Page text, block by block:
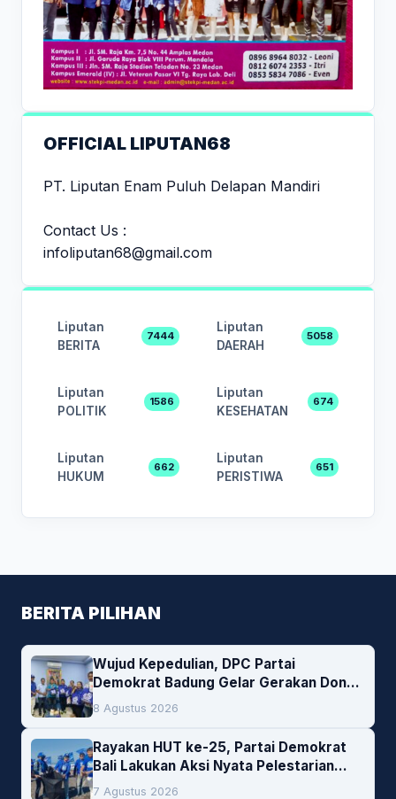
OFFICIAL LIPUTAN68
PT. Liputan Enam Puluh Delapan Mandiri
Contact Us :
infoliputan68@gmail.com
Liputan
BERITA
7444
Liputan
DAERAH
5058
Liputan
POLITIK
1586
Liputan
KESEHATAN
674
Liputan
HUKUM
662
Liputan
PERISTIWA
651
BERITA PILIHAN
Wujud Kepedulian, DPC Partai
Demokrat Badung Gelar Gerakan Donor
Darah
8 Agustus 2026
Rayakan HUT ke-25, Partai Demokrat
Bali Lakukan Aksi Nyata Pelestarian
Lingkungan
7 Agustus 2026